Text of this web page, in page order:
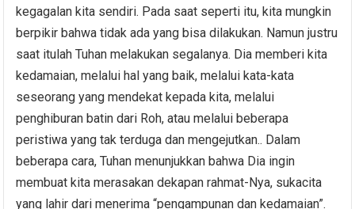
kegagalan kita sendiri. Pada saat seperti itu, kita mungkin
berpikir bahwa tidak ada yang bisa dilakukan. Namun justru
saat itulah Tuhan melakukan segalanya. Dia memberi kita
kedamaian, melalui hal yang baik, melalui kata-kata
seseorang yang mendekat kepada kita, melalui
penghiburan batin dari Roh, atau melalui beberapa
peristiwa yang tak terduga dan mengejutkan.. Dalam
beberapa cara, Tuhan menunjukkan bahwa Dia ingin
membuat kita merasakan dekapan rahmat-Nya, sukacita
yang lahir dari menerima “pengampunan dan kedamaian”.